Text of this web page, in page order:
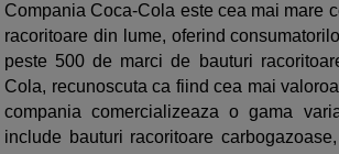
Compania Coca-Cola este cea mai mare
racoritoare din lume, oferind
peste 500 de marci de bauturi
Cola, recunoscuta ca fiind cea mai
compania comercializeaza o gama
include bauturi racoritoare